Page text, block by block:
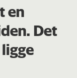
en
Det